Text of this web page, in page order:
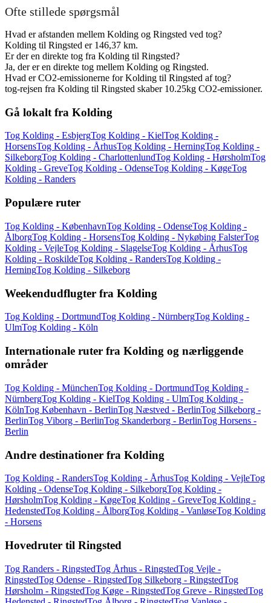
Ofte stillede spørgsmål
Hvad er afstanden mellem Kolding og Ringsted ved tog?
Kolding til Ringsted er 146,37 km.
Er der en direkte tog fra Kolding til Ringsted?
Ja, der er en direkte tog mellem Kolding og Ringsted.
Hvad er CO2-emissionerne for Kolding til Ringsted af tog?
tog-rejsen fra Kolding til Ringsted skaber 10.25kg CO2-emissioner.
Gå lokalt fra Kolding
Tog Kolding - EsbjergTog Kolding - KielTog Kolding -
HorsensTog Kolding - ÅrhusTog Kolding - HerningTog Kolding -
SilkeborgTog Kolding - CharlottenlundTog Kolding - HørsholmTog
Kolding - GreveTog Kolding - OdenseTog Kolding - KøgeTog
Kolding - Randers
Populære ruter
Tog Kolding - KøbenhavnTog Kolding - OdenseTog Kolding -
ÅlborgTog Kolding - HorsensTog Kolding - Nykøbing FalsterTog
Kolding - VejleTog Kolding - SlagelseTog Kolding - ÅrhusTog
Kolding - RoskildeTog Kolding - RandersTog Kolding -
HerningTog Kolding - Silkeborg
Weekendudflugter fra Kolding
Tog Kolding - DortmundTog Kolding - NürnbergTog Kolding -
UlmTog Kolding - Köln
Internationale ruter fra Kolding og nærliggende
områder
Tog Kolding - MünchenTog Kolding - DortmundTog Kolding -
NürnbergTog Kolding - KielTog Kolding - UlmTog Kolding -
KölnTog København - BerlinTog Næstved - BerlinTog Silkeborg -
BerlinTog Viborg - BerlinTog Skanderborg - BerlinTog Horsens -
Berlin
Andre destinationer fra Kolding
Tog Kolding - RandersTog Kolding - ÅrhusTog Kolding - VejleTog
Kolding - OdenseTog Kolding - SilkeborgTog Kolding -
HørsholmTog Kolding - KøgeTog Kolding - GreveTog Kolding -
HedenstedTog Kolding - ÅlborgTog Kolding - VanløseTog Kolding
- Horsens
Hovedruter til Ringsted
Tog Randers - RingstedTog Århus - RingstedTog Vejle -
RingstedTog Odense - RingstedTog Silkeborg - RingstedTog
Hørsholm - RingstedTog Køge - RingstedTog Greve - RingstedTog